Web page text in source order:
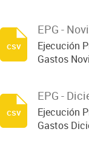
EPG -
Ejecución
Gastos
csv
EPG -
Ejecución
Gastos
csv